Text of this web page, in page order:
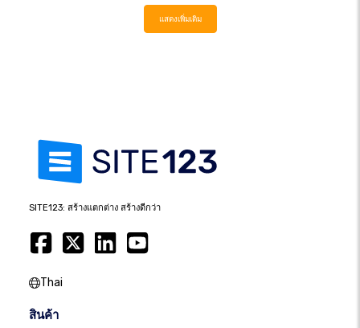
แสดงเพิ่มเติม
SITE123: สร้างแตกต่าง สร้างดีกว่า
Thai
สินค้า